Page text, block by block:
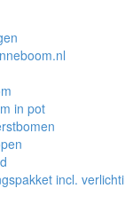
in pot
incl.